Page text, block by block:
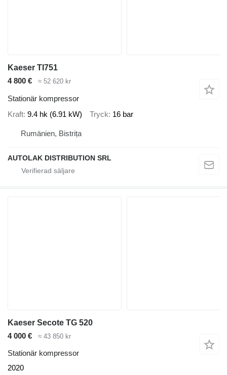
Kaeser TI751
4 800 €
≈ 52 620 kr
Stationär kompressor
Kraft 9.4 hk (6.91 kW) Tryck 16 bar
Rumänien, Bistrița
AUTOLAK DISTRIBUTION SRL
Kaeser Secote TG 520
4 000 €
≈ 43 850 kr
Stationär kompressor
2020